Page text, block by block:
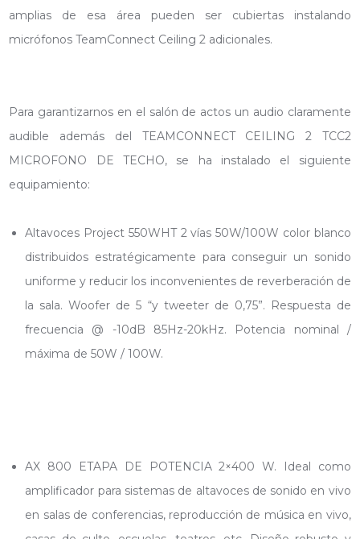
amplias de esa área pueden ser cubiertas instalando
micrófonos TeamConnect Ceiling 2 adicionales.
Para garantizarnos en el salón de actos un audio claramente
audible además del TEAMCONNECT CEILING 2 TCC2
MICROFONO DE TECHO, se ha instalado el siguiente
equipamiento:
Altavoces Project 550WHT 2 vías 50W/100W color blanco
distribuidos estratégicamente para conseguir un sonido
uniforme y reducir los inconvenientes de reverberación de
la sala. Woofer de 5 “y tweeter de 0,75”. Respuesta de
frecuencia @ -10dB 85Hz-20kHz. Potencia nominal /
máxima de 50W / 100W.
AX 800 ETAPA DE POTENCIA 2×400 W. Ideal como
amplificador para sistemas de altavoces de sonido en vivo
en salas de conferencias, reproducción de música en vivo,